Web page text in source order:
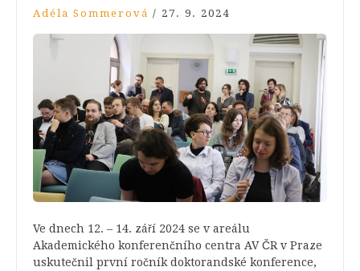
Adéla Sommerová / 27. 9. 2024
Ve dnech 12. – 14. září 2024 se v areálu
Akademického konferenčního centra AV ČR v Praze
uskutečnil první ročník doktorandské konference,